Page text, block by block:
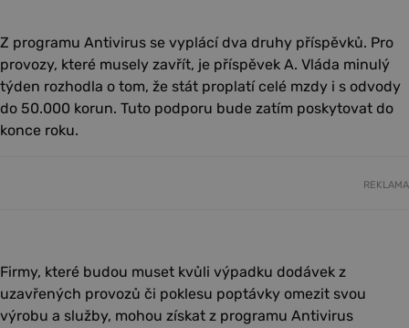
Z programu Antivirus se vyplácí dva druhy příspěvků. Pro
provozy, které musely zavřít, je příspěvek A. Vláda minulý
týden rozhodla o tom, že stát proplatí celé mzdy i s odvody
do 50.000 korun. Tuto podporu bude zatím poskytovat do
konce roku.
REKLAMA
Firmy, které budou muset kvůli výpadku dodávek z
uzavřených provozů či poklesu poptávky omezit svou
výrobu a služby, mohou získat z programu Antivirus